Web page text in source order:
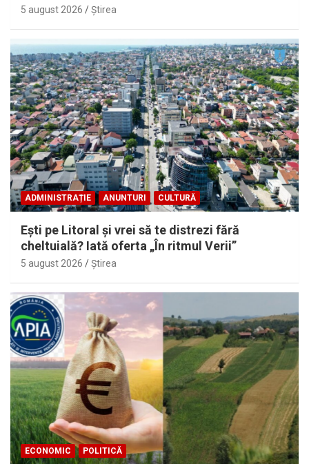
5 august 2026 Ştirea
ADMINISTRAȚIE ANUNTURI CULTURĂ
Eşti pe Litoral şi vrei să te distrezi fără
cheltuială? Iată oferta „În ritmul Verii”
5 august 2026 Ştirea
ECONOMIC POLITICĂ